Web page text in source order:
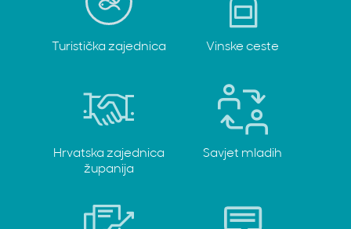
Turistička zajednica Vinske ceste
Hrvatska zajednica
županija
Savjet mladih